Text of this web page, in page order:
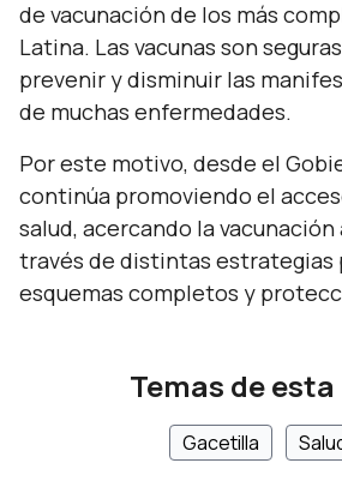
de vacunación de los más
Latina. Las vacunas son
prevenir y disminuir las
de muchas enfermedades.
Por este motivo, desde el
continúa promoviendo el
salud, acercando la
través de distintas estrategias
esquemas completos y
Temas de
Gacetilla